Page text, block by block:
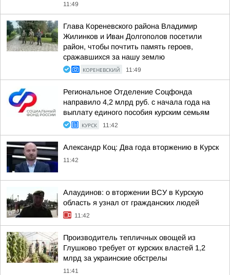
11:49
Глава Кореневского района Владимир
Жилинков и Иван Долгополов посетили
район, чтобы почтить память героев,
сражавшихся за нашу землю
КОРЕНЕВСКИЙ 11:49
Региональное Отделение Соцфонда
направило 4,2 млрд руб. с начала года на
выплату единого пособия курским семьям
КУРСК 11:42
Александр Коц: Два года вторжению в Курск
11:42
Алаудинов: о вторжении ВСУ в Курскую
область я узнал от гражданских людей
11:42
Производитель тепличных овощей из
Глушково требует от курских властей 1,2
млрд за украинские обстрелы
11:41